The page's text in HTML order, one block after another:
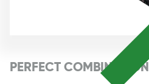
PERFECT COMBINATION